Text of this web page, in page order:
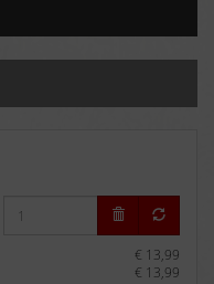
€ 13,99
€ 13,99